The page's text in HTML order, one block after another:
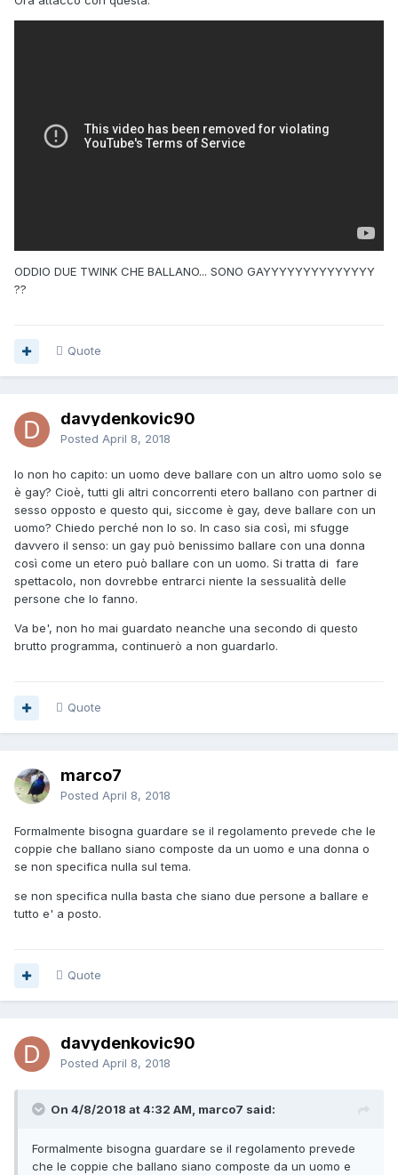
ODDIO DUE TWINK CHE BALLANO... SONO GAYYYYYYYYYYYYYY
??
Quote
davydenkovic90
Posted April 8, 2018
Io non ho capito: un uomo deve ballare con un altro uomo solo se
è gay? Cioè, tutti gli altri concorrenti etero ballano con partner di
sesso opposto e questo qui, siccome è gay, deve ballare con un
uomo? Chiedo perché non lo so. In caso sia così, mi sfugge
davvero il senso: un gay può benissimo ballare con una donna
così come un etero può ballare con un uomo. Si tratta di fare
spettacolo, non dovrebbe entrarci niente la sessualità delle
persone che lo fanno.
Va be', non ho mai guardato neanche una secondo di questo
brutto programma, continuerò a non guardarlo.
Quote
marco7
Posted April 8, 2018
Formalmente bisogna guardare se il regolamento prevede che le
coppie che ballano siano composte da un uomo e una donna o
se non specifica nulla sul tema.
se non specifica nulla basta che siano due persone a ballare e
tutto e' a posto.
Quote
davydenkovic90
Posted April 8, 2018
On 4/8/2018 at 4:32 AM, marco7 said:
Formalmente bisogna guardare se il regolamento prevede
che le coppie che ballano siano composte da un uomo e